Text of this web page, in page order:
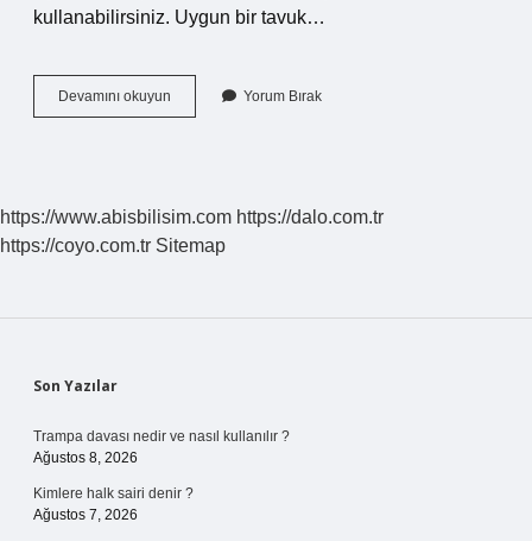
kullanabilirsiniz. Uygun bir tavuk…
Devamını okuyun
Zemini
Yorum Bırak
https://www.abisbilisim.com https://dalo.com.tr
https://coyo.com.tr Sitemap
Sidebar
Son Yazılar
Trampa davası nedir ve nasıl kullanılır ?
Ağustos 8, 2026
Kimlere halk sairi denir ?
Ağustos 7, 2026